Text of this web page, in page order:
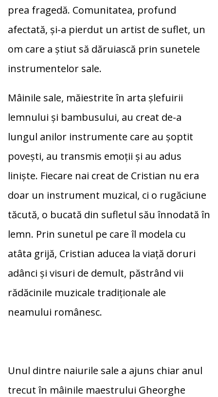
prea fragedă. Comunitatea, profund
afectată, și-a pierdut un artist de suflet, un
om care a știut să dăruiască prin sunetele
instrumentelor sale.
Mâinile sale, măiestrite în arta șlefuirii
lemnului și bambusului, au creat de-a
lungul anilor instrumente care au șoptit
povești, au transmis emoții și au adus
liniște. Fiecare nai creat de Cristian nu era
doar un instrument muzical, ci o rugăciune
tăcută, o bucată din sufletul său înnodată în
lemn. Prin sunetul pe care îl modela cu
atâta grijă, Cristian aducea la viață doruri
adânci și visuri de demult, păstrând vii
rădăcinile muzicale tradiționale ale
neamului românesc.
Unul dintre naiurile sale a ajuns chiar anul
trecut în mâinile maestrului Gheorghe